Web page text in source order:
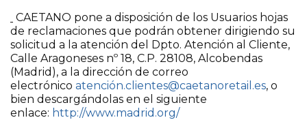
CAETANO pone a disposición de los Usuarios hojas
de reclamaciones que podrán obtener dirigiendo su
solicitud a la atención del Dpto. Atención al Cliente,
Calle Aragoneses nº 18, C.P. 28108, Alcobendas
(Madrid), a la dirección de correo
electrónico atención.clientes@caetanoretail.es, o
bien descargándolas en el siguiente
enlace: http://www.madrid.org/